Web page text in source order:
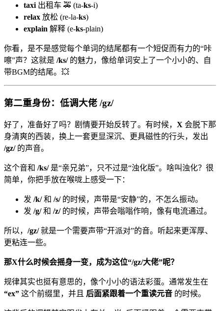
taxi 出租车 🚕 (ta-ks-i)
relax 放松 (re-la-ks)
explain 解释 (e-ks-plain)
你看，是不是感觉每个单词的结尾都有一个短促而有力的“咔
嚓”声？这就是 /ks/的魅力，像给单词安上了一个小小的、自
带BGM的结尾。💥
第二重身份：低调大佬 /gz/
好了，准备好了吗？剧情要开始反转了。有时候， X 会脱下那
身清爽的西装，换上一套更显深沉、更具磁性的行头，发出
/gz/的声音。
这个音和 /ks/是“亲兄弟”，只不过是“浊化版”。啥叫浊化？很
简单，你把手放在喉咙上感受一下：
发 /k/和 /s/的时候，声带是“安静”的，不怎么振动。
发 /g/和 /z/的时候，声带会嗡嗡作响，像有电流通过。
所以， /gz/就是一个需要声带“开派对”的音。听起来更浑厚、
更粘连一些。
那X什么时候会摇身一变，成为这位“/gz/大佬”呢？
规律其实也挺有意思的，像个小小的语法彩蛋。通常发生在
“ex” 这个前缀里，并且 后面紧跟着一个重读元音 的时候。